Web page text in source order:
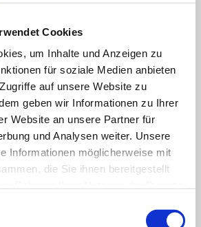
Cookies
um Inhalte und Anzeigen zu
für soziale Medien anbieten
auf unsere Website zu
geben wir Informationen zu Ihrer
Website an unsere Partner für
und Analysen weiter. Unsere
Informationen möglicherweise mit
die Sie ihnen bereitgestellt
Teams. Preyer ist für uns ein
mit dem wir jederzeit wieder
OSP-SCD, Kreissparkasse Köln